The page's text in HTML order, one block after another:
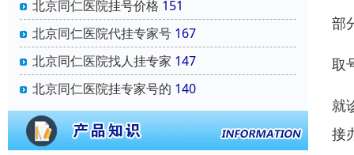
北京同仁医院挂号价格 151
北京同仁医院代挂专家号 167
北京同仁医院找人挂专家 147
北京同仁医院挂专家号的 140
部
取
就
接